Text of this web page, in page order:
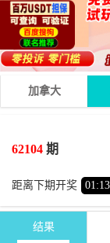
加拿大
62104 期
距离下期开奖 01:13
期号
结果